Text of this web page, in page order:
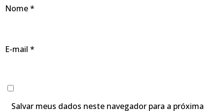
Nome*
E-mail *
Salvar meus dados neste navegador para a próxima